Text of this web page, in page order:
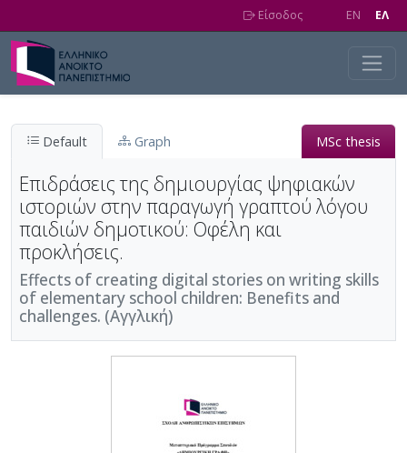
Είσοδος EN EΛ
Default Graph MSc thesis
Επιδράσεις της δημιουργίας ψηφιακών
ιστοριών στην παραγωγή γραπτού λόγου
παιδιών δημοτικού: Οφέλη και
προκλήσεις.
Effects of creating digital stories on writing skills
of elementary school children: Benefits and
challenges. (Αγγλική)